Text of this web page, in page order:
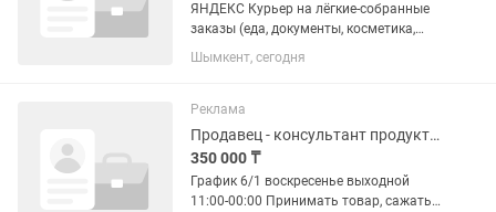
ЯНДЕКС Курьер на лёгкие-собранные
заказы (еда, документы, косметика,
сладости,аптеки) ДО 2 кг 🔥 СЕЗОН
ДОСТАВОК СРАЗУ ПОВЫШАЕТ ВАШ
доставки лёгких собранных заказов до
2...
Шымкент, сегодня
Реклама
Продавец - консультант продуктов
350 000 ₸
График 6/1 воскресенье выходной
11:00-00:00 Принимать товар, сажать